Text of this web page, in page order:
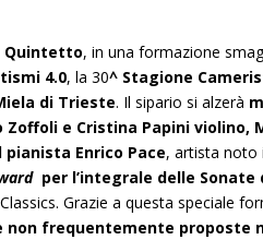
Quintetto, in una formazione
4.0, la 30^ Stagione
di Trieste. Il sipario si alzerà
Zoffoli e Cristina Papini
Enrico Pace, artista noto
per l’integrale delle Sonate
Grazie a questa speciale
non frequentemente